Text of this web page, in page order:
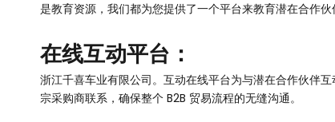
是教育资源，我们都为您提供了一个平台来教育潜在合作
在线互动平台：
浙江千喜车业有限公司。互动在线平台为与潜在合作伙伴
宗采购商联系，确保整个 B2B 贸易流程的无缝沟通。